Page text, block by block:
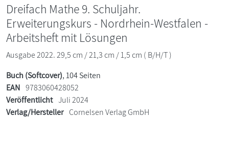
Dreifach Mathe 9. Schuljahr.
Erweiterungskurs - Nordrhein-Westfalen -
Arbeitsheft mit Lösungen
Ausgabe 2022. 29,5 cm / 21,3 cm / 1,5 cm ( B/H/T )
Buch (Softcover), 104 Seiten
EAN 9783060428052
Veröffentlicht Juli 2024
Verlag/Hersteller Cornelsen Verlag GmbH